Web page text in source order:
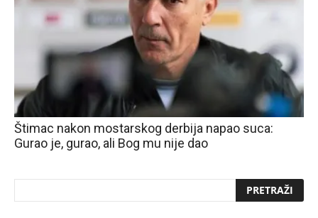
Štimac nakon mostarskog derbija napao suca:
Gurao je, gurao, ali Bog mu nije dao